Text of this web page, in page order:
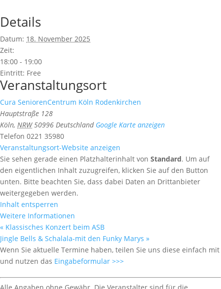
Details
Datum: 18. November 2025
Zeit:
18:00 - 19:00
Eintritt: Free
Veranstaltungsort
Cura SeniorenCentrum Köln Rodenkirchen
Hauptstraße 128
Köln, NRW 50996 Deutschland Google Karte anzeigen
Telefon 0221 35980
Veranstaltungsort-Website anzeigen
Sie sehen gerade einen Platzhalterinhalt von Standard. Um auf
den eigentlichen Inhalt zuzugreifen, klicken Sie auf den Button
unten. Bitte beachten Sie, dass dabei Daten an Drittanbieter
weitergegeben werden.
Inhalt entsperren
Weitere Informationen
« Klassisches Konzert beim ASB
Jingle Bells & Schalala-mit den Funky Marys »
Wenn Sie aktuelle Termine haben, teilen Sie uns diese einfach mit
und nutzen das Eingabeformular >>>